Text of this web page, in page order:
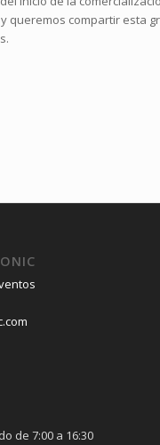
queremos compartir esta
de 7:00 a 16:30